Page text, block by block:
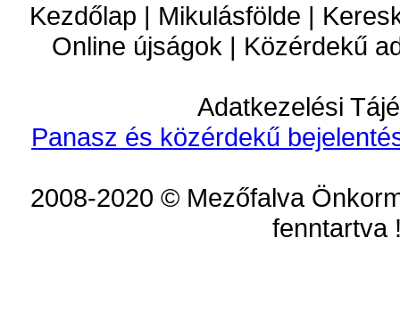
Kezdőlap | Mikulásfölde |
Online újságok | Közérdekű
Adatkezelési
Panasz és közérdekű
2008-2020 © Mezőfalva
fenntartva